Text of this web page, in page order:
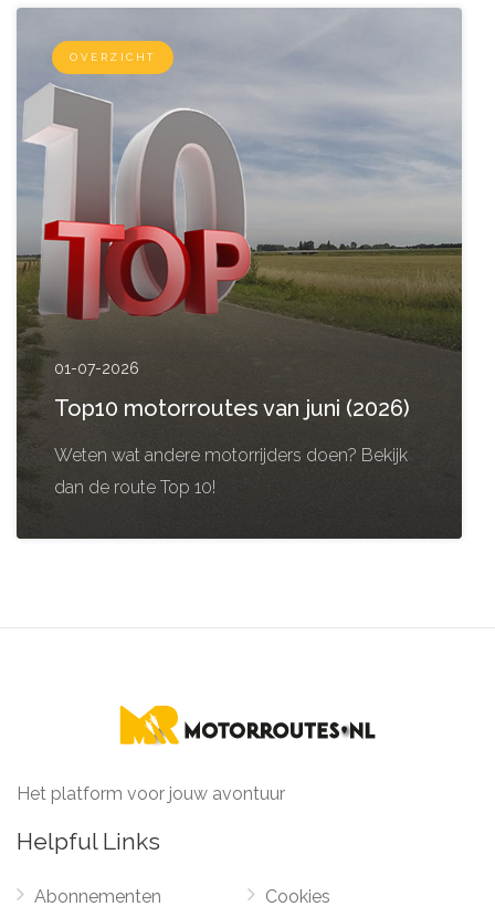
OVERZICHT
01-07-2026
Top10 motorroutes van juni (2026)
Weten wat andere motorrijders doen? Bekijk
dan de route Top 10!
Het platform voor jouw avontuur
Helpful Links
Abonnementen Cookies